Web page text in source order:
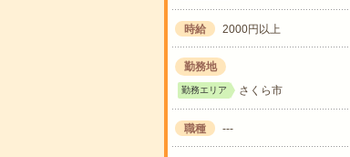
時給 2000円以上
勤務地
勤務エリア さくら市
職種 ---